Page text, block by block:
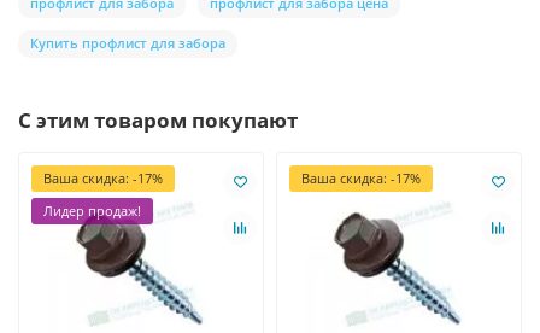
Купить профлист для забора
С этим товаром покупают
Ваша скидка: -17%
Лидер продаж!
Ваша скидка: -17%